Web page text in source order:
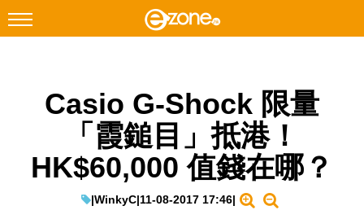
Facebook Instagram
網絡生活
Casio G-Shock 限量
「霞鎚目」抵港！
HK$60,000 值錢在哪？
|WinkyC|11-08-2017 17:46|